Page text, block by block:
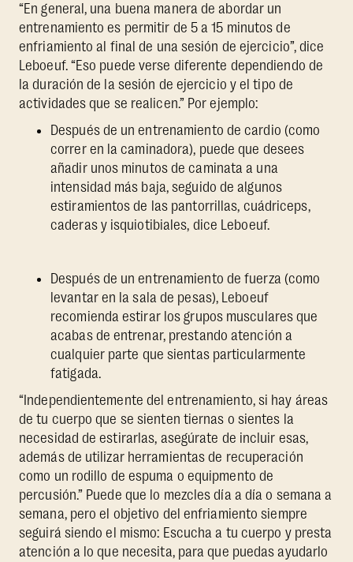
“En general, una buena manera de abordar un
entrenamiento es permitir de 5 a 15 minutos de
enfriamiento al final de una sesión de ejercicio”, dice
Leboeuf. “Eso puede verse diferente dependiendo de
la duración de la sesión de ejercicio y el tipo de
actividades que se realicen.” Por ejemplo:
Después de un entrenamiento de cardio (como
correr en la caminadora), puede que desees
añadir unos minutos de caminata a una
intensidad más baja, seguido de algunos
estiramientos de las pantorrillas, cuádriceps,
caderas y isquiotibiales, dice Leboeuf.
Después de un entrenamiento de fuerza (como
levantar en la sala de pesas), Leboeuf
recomienda estirar los grupos musculares que
acabas de entrenar, prestando atención a
cualquier parte que sientas particularmente
fatigada.
“Independientemente del entrenamiento, si hay áreas
de tu cuerpo que se sienten tiernas o sientes la
necesidad de estirarlas, asegúrate de incluir esas,
además de utilizar herramientas de recuperación
como un rodillo de espuma o equipmento de
percusión.” Puede que lo mezcles día a día o semana a
semana, pero el objetivo del enfriamiento siempre
seguirá siendo el mismo: Escucha a tu cuerpo y presta
atención a lo que necesita, para que puedas ayudarlo